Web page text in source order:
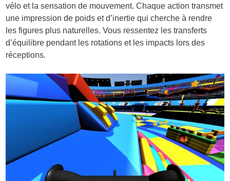
vélo et la sensation de mouvement. Chaque action transmet
une impression de poids et d’inertie qui cherche à rendre
les figures plus naturelles. Vous ressentez les transferts
d’équilibre pendant les rotations et les impacts lors des
réceptions.